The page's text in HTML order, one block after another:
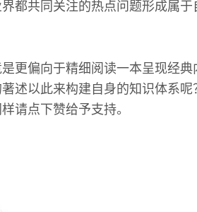
都共同关注的热点问题形成属
更偏向于精细阅读一本呈现经
述以此来构建自身的知识体系呢
请点下赞给予支持。